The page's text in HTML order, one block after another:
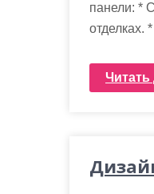
панели: *
отделках.